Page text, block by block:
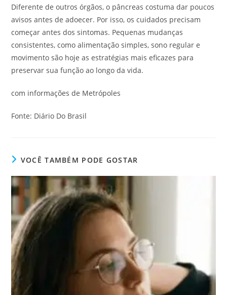
Diferente de outros órgãos, o pâncreas costuma dar poucos
avisos antes de adoecer. Por isso, os cuidados precisam
começar antes dos sintomas. Pequenas mudanças
consistentes, como alimentação simples, sono regular e
movimento são hoje as estratégias mais eficazes para
preservar sua função ao longo da vida.
com informações de Metrópoles
Fonte: Diário Do Brasil
VOCÊ TAMBÉM PODE GOSTAR